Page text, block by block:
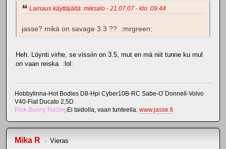
Lainaus käyttäjältä: miksalo - 21.07.07 - klo: 09.44
jasse? mikä on savage 3.3 ?? :mrgreen:
Heh. Löynti virhe, se vissiin on 3.5, mut en mä niit tunne ku mul
on vaan reiska :lol:
Hobbylinna-Hot Bodies D8-Hpi Cyber10B-RC Sabe-O´Donnell-Volvo
V40-Fiat Ducato 2,5D
Pink Bunny RacingEi taidolla, vaan tunteella. www.jasse.fi
Mika R Vieras